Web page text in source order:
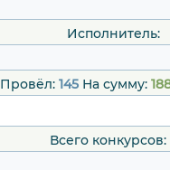
Исполнитель:
Провёл: 145 На сумму:
Всего конкурсов: